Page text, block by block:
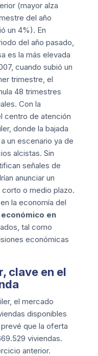
(mayor alza
del año
un 4%). En
del año pasado,
es la más elevada
cuando subió un
trimestre, el
48 trimestres
Con la
centro de atención
donde la bajada
un escenario ya de
alcistas. Sin
señales de
anunciar un
o medio plazo.
la economía del
en
tal como
económicas
clave en el
el mercado
disponibles
que la oferta
viviendas.
anterior.